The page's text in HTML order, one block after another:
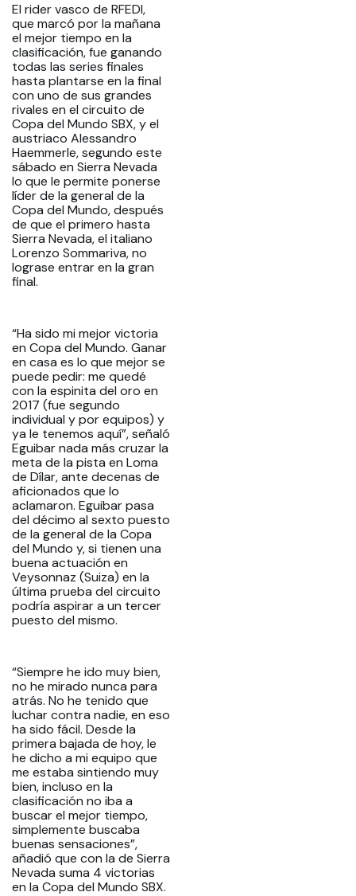
El rider vasco de RFEDI,
que marcó por la mañana
el mejor tiempo en la
clasificación, fue ganando
todas las series finales
hasta plantarse en la final
con uno de sus grandes
rivales en el circuito de
Copa del Mundo SBX, y el
austriaco Alessandro
Haemmerle, segundo este
sábado en Sierra Nevada
lo que le permite ponerse
líder de la general de la
Copa del Mundo, después
de que el primero hasta
Sierra Nevada, el italiano
Lorenzo Sommariva, no
lograse entrar en la gran
final.
“Ha sido mi mejor victoria
en Copa del Mundo. Ganar
en casa es lo que mejor se
puede pedir: me quedé
con la espinita del oro en
2017 (fue segundo
individual y por equipos) y
ya le tenemos aquí”, señaló
Eguibar nada más cruzar la
meta de la pista en Loma
de Dílar, ante decenas de
aficionados que lo
aclamaron. Eguibar pasa
del décimo al sexto puesto
de la general de la Copa
del Mundo y, si tienen una
buena actuación en
Veysonnaz (Suiza) en la
última prueba del circuito
podría aspirar a un tercer
puesto del mismo.
“Siempre he ido muy bien,
no he mirado nunca para
atrás. No he tenido que
luchar contra nadie, en eso
ha sido fácil. Desde la
primera bajada de hoy, le
he dicho a mi equipo que
me estaba sintiendo muy
bien, incluso en la
clasificación no iba a
buscar el mejor tiempo,
simplemente buscaba
buenas sensaciones”,
añadió que con la de Sierra
Nevada suma 4 victorias
en la Copa del Mundo SBX.